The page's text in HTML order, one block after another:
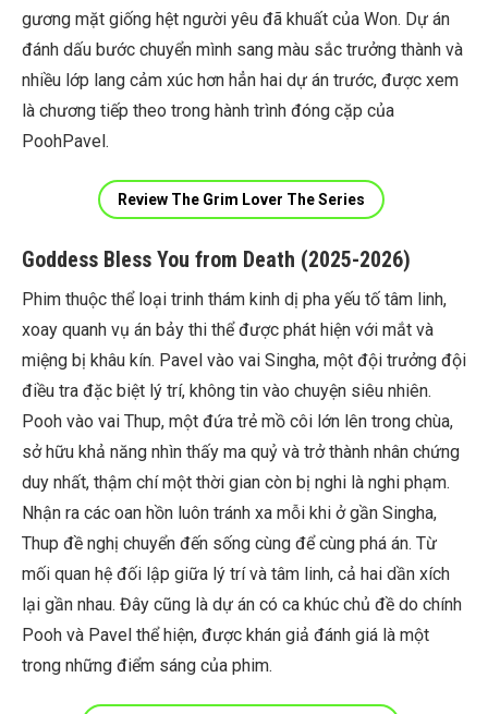
gương mặt giống hệt người yêu đã khuất của Won. Dự án
đánh dấu bước chuyển mình sang màu sắc trưởng thành và
nhiều lớp lang cảm xúc hơn hẳn hai dự án trước, được xem
là chương tiếp theo trong hành trình đóng cặp của
PoohPavel.
Review The Grim Lover The Series
Goddess Bless You from Death (2025-2026)
Phim thuộc thể loại trinh thám kinh dị pha yếu tố tâm linh,
xoay quanh vụ án bảy thi thể được phát hiện với mắt và
miệng bị khâu kín. Pavel vào vai Singha, một đội trưởng đội
điều tra đặc biệt lý trí, không tin vào chuyện siêu nhiên.
Pooh vào vai Thup, một đứa trẻ mồ côi lớn lên trong chùa,
sở hữu khả năng nhìn thấy ma quỷ và trở thành nhân chứng
duy nhất, thậm chí một thời gian còn bị nghi là nghi phạm.
Nhận ra các oan hồn luôn tránh xa mỗi khi ở gần Singha,
Thup đề nghị chuyển đến sống cùng để cùng phá án. Từ
mối quan hệ đối lập giữa lý trí và tâm linh, cả hai dần xích
lại gần nhau. Đây cũng là dự án có ca khúc chủ đề do chính
Pooh và Pavel thể hiện, được khán giả đánh giá là một
trong những điểm sáng của phim.